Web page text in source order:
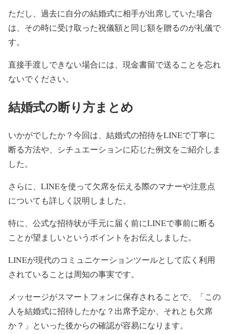
ただし、過去に自分の結婚式に相手が出席していた場合
は、その時に受け取った祝儀額と同じ額を贈るのが礼儀で
す。
直接手渡しできない場合には、現金書留で送ることを忘れ
ないでください。
結婚式の断り方まとめ
いかがでしたか？今回は、結婚式の招待をLINEで丁寧に
断る方法や、シチュエーションに応じた例文をご紹介しま
した。
さらに、LINEを使って欠席を伝える際のマナーや注意点
についても詳しく説明しました。
特に、公式な招待状が手元に届く前にLINEで事前に断る
ことが望ましいというポイントをお伝えしました。
LINEが現代のコミュニケーションツールとして広く利用
されていることは周知の事実です。
メッセージがスマートフォンに保存されることで、「この
人を結婚式に招待したかな？出席予定か、それとも欠席
か？」といった後からの確認が容易になります。